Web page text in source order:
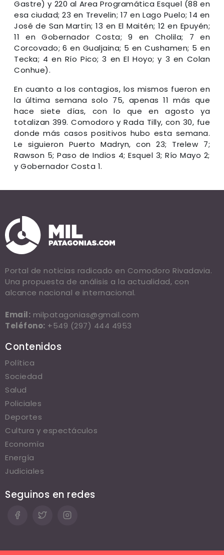
Gastre) y 220 al Area Programática Esquel (88 en
esa ciudad; 23 en Trevelin; 17 en Lago Puelo; 14 en
José de San Martín; 13 en El Maitén; 12 en Epuyén;
11 en Gobernador Costa; 9 en Cholila; 7 en
Corcovado; 6 en Gualjaina; 5 en Cushamen; 5 en
Tecka; 4 en Río Pico; 3 en El Hoyo; y 3 en Colan
Conhue).
En cuanto a los contagios, los mismos fueron en
la última semana solo 75, apenas 11 más que
hace siete días, con lo que en agosto ya
totalizan 399. Comodoro y Rada Tilly, con 30, fue
donde más casos positivos hubo esta semana.
Le siguieron Puerto Madryn, con 23; Trelew 7;
Rawson 5; Paso de Indios 4; Esquel 3; Río Mayo 2;
y Gobernador Costa 1.
Portal de noticias radicado en Comodoro Rivadavia.
Una propuesta de análisis a la actualidad, con
alcance nacional e internacional.
Email: milpatagonias@gmail.com
Teléfono: +549 (297) 444 4953
Contenidos
Política
Sociedad
Salud
Policiales
Deportes
Cultura y espectáculos
Economía
Energía
Judiciales
Seguinos en redes